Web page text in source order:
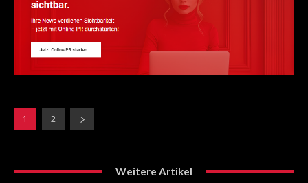
1 2
Weitere Artikel